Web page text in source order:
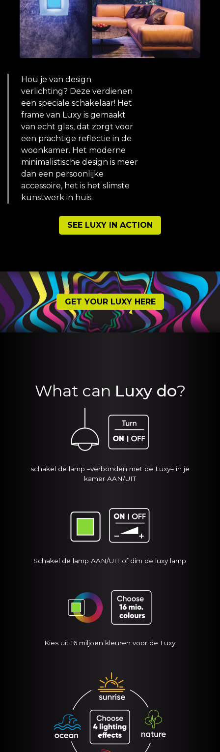
Hou je van design
verlichting? Deze verdienen
een speciale schakelaar! Het
frame van Luxy is gemaakt
van echt glas, dat zorgt voor
een prachtige reflectie in de
woonkamer. Het moderne
minimalistische design is meer
dan een persoonlijke
accessoire, het is het slimste
kunstwerk in huis.
SEE LUXY IN ACTION
GET YOUR LUXY HERE
What can Luxy do?
schakel de lamp –verbonden met de Luxy– in je
kamer AAN/UIT
Schakel de lamp AAN/UIT of dim de luxy lamp
Kies uit 16 miljoen kleuren voor de Luxy